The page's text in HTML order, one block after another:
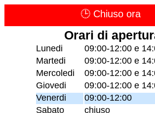
🕒 Chiuso ora
Orari di
Lunedi
09:00-12:00 e
Martedi
09:00-12:00 e
Mercoledi
09:00-12:00 e
Giovedi
09:00-12:00 e
Venerdi
09:00-12:00
Sabato
chiuso